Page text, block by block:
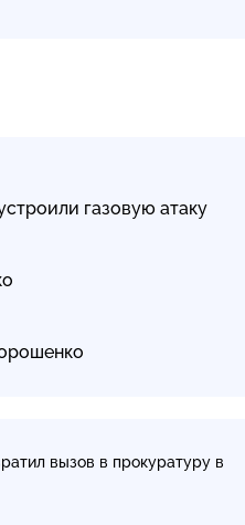
газовую атаку
вызов в прокуратуру в